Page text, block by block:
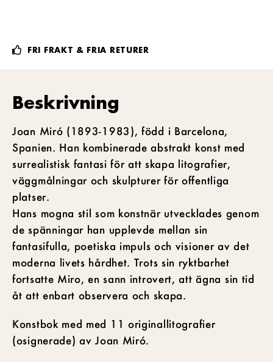
FRI FRAKT & FRIA RETURER
Beskrivning
Joan Miró (1893-1983), född i Barcelona,
Spanien. Han kombinerade abstrakt konst med
surrealistisk fantasi för att skapa litografier,
väggmålningar och skulpturer för offentliga
platser.
Hans mogna stil som konstnär utvecklades genom
de spänningar han upplevde mellan sin
fantasifulla, poetiska impuls och visioner av det
moderna livets hårdhet. Trots sin ryktbarhet
fortsatte Miro, en sann introvert, att ägna sin tid
åt att enbart observera och skapa.
Konstbok med med 11 originallitografier
(osignerade) av Joan Miró.